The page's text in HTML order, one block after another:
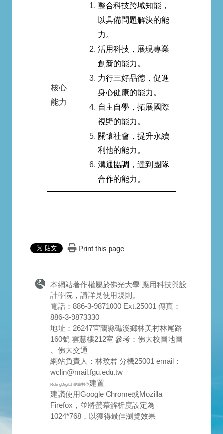
核心
能力
整合科技跨域知能，
以具備問題解決的能
力。
活用科技，展現專業
創新的能力。
力行三好品德，促進
身心健康的能力。
自主自學，拓展國際
視野的能力。
關懷社會，提升永續
利他的能力。
溝通協調，達到團隊
合作的能力。
Print this page
本網站著作權屬於佛光大學 應用科技與設
計學院，請詳見使用規則 。
電話：886-3-9871000 Ext.25001 傳真：
886-3-9873330
地址：26247宜蘭縣礁溪鄉林美村林尾路
160號 雲慧樓212室 參考： 佛大校圖地圖
佛大交通
網站負責人：林玟君 分機25001 email：
wclin@mail.fgu.edu.tw
RulingDigital 銳綸數位建置
建議使用Google Chrome或Mozilla
Firefox，並將螢幕解析度設定為
1024*768，以獲得最佳瀏覽效果